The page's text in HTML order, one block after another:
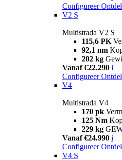
Configureer
V2 S
Multistrada V2 S
115,6 PK
92,1 nm
202 kg
Vanaf €22.290 i
Configureer
V4
Multistrada V4
170 pk
125 Nm
229 kg
Vanaf €24.990 i
Configureer
V4 S